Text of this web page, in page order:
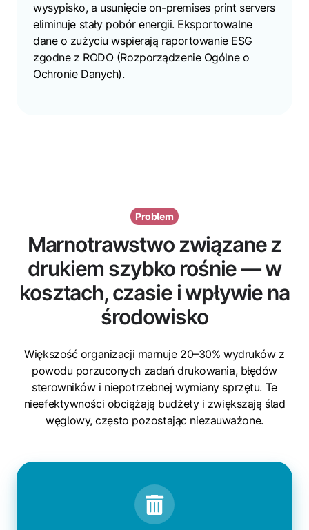
wysypisko, a usunięcie on-premises print servers
eliminuje stały pobór energii. Eksportowalne
dane o zużyciu wspierają raportowanie ESG
zgodne z RODO (Rozporządzenie Ogólne o
Ochronie Danych).
Problem
Marnotrawstwo związane z
drukiem szybko rośnie — w
kosztach, czasie i wpływie na
środowisko
Większość organizacji marnuje 20–30% wydruków z
powodu porzuconych zadań drukowania, błędów
sterowników i niepotrzebnej wymiany sprzętu. Te
nieefektywności obciążają budżety i zwiększają ślad
węglowy, często pozostając niezauważone.